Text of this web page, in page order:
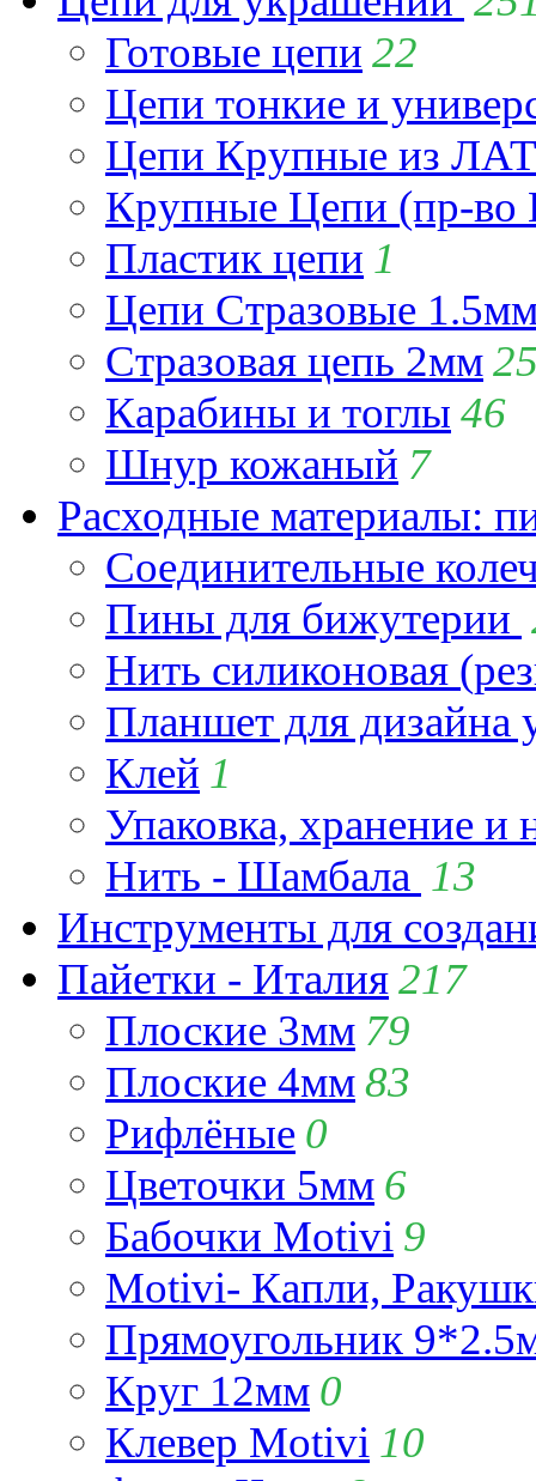
Готовые цепи 22
Цепи тонкие и
Цепи Крупные из
Крупные Цепи (пр-во
Пластик цепи 1
Цепи Стразовые
Стразовая цепь 2мм
Карабины и тоглы 46
Шнур кожаный 7
Расходные материалы:
Соединительные
Пины для бижутерии
Нить силиконовая
Планшет для
Клей 1
Упаковка, хранение и
Нить - Шамбала 13
Инструменты для
Пайетки - Италия217
Плоские 3мм 79
Плоские 4мм83
Рифлёные 0
Цветочки 5мм 6
Бабочки Motivi 9
Motivi- Капли,
Прямоугольник
Круг 12мм 0
Клевер Motivi 10